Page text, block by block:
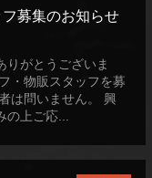
募集のお知らせ
りがとうございま
・物販スタッフを募
は問いません。 興
上ご応...